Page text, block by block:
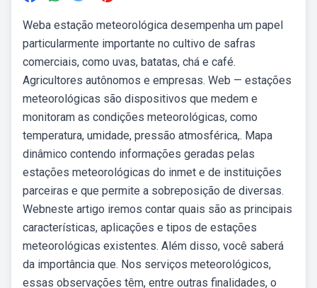
Weba estação meteorológica desempenha um papel
particularmente importante no cultivo de safras
comerciais, como uvas, batatas, chá e café.
Agricultores autônomos e empresas. Web — estações
meteorológicas são dispositivos que medem e
monitoram as condições meteorológicas, como
temperatura, umidade, pressão atmosférica,. Mapa
dinâmico contendo informações geradas pelas
estações meteorológicas do inmet e de instituições
parceiras e que permite a sobreposição de diversas.
Webneste artigo iremos contar quais são as principais
características, aplicações e tipos de estações
meteorológicas existentes. Além disso, você saberá
da importância que. Nos serviços meteorológicos,
essas observações têm, entre outras finalidades, o